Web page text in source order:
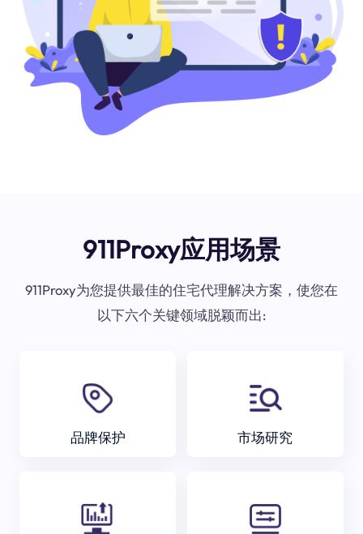
911Proxy应用场景
911Proxy为您提供最佳的住宅代理解决方案，使您在
以下六个关键领域脱颖而出:
品牌保护 市场研究